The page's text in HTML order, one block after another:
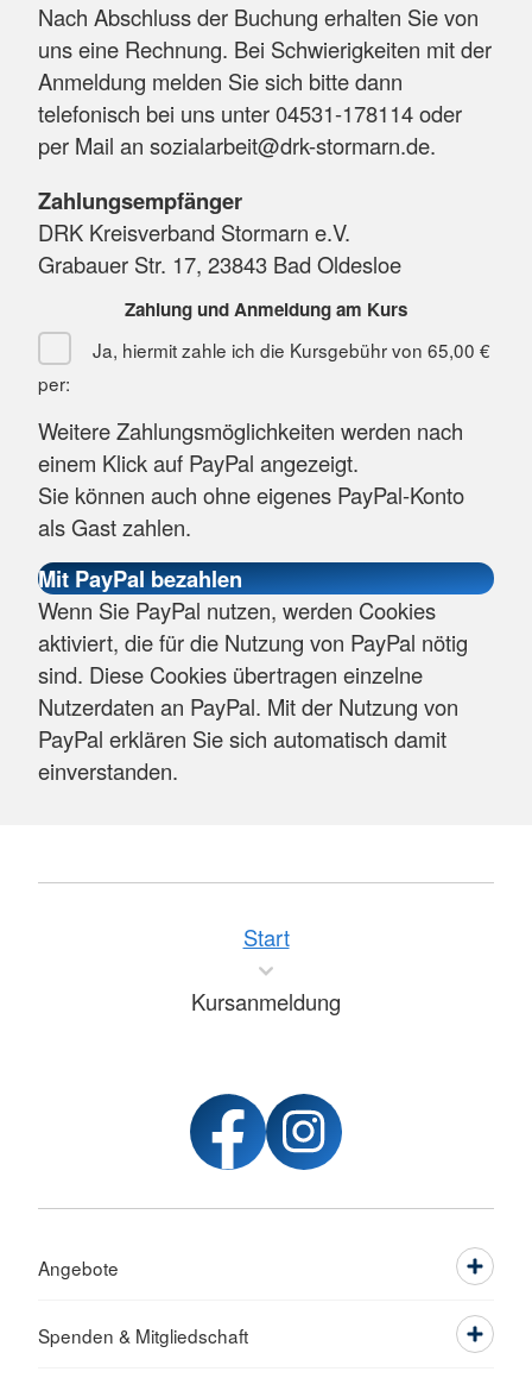
Nach Abschluss der Buchung erhalten Sie von
uns eine Rechnung. Bei Schwierigkeiten mit der
Anmeldung melden Sie sich bitte dann
telefonisch bei uns unter 04531-178114 oder
per Mail an sozialarbeit@drk-stormarn.de.
Zahlungsempfänger
DRK Kreisverband Stormarn e.V.
Grabauer Str. 17, 23843 Bad Oldesloe
Zahlung und Anmeldung am Kurs
Ja, hiermit zahle ich die Kursgebühr von 65,00 €
per:
Weitere Zahlungsmöglichkeiten werden nach
einem Klick auf PayPal angezeigt.
Sie können auch ohne eigenes PayPal-Konto
als Gast zahlen.
Wenn Sie PayPal nutzen, werden Cookies
aktiviert, die für die Nutzung von PayPal nötig
sind. Diese Cookies übertragen einzelne
Nutzerdaten an PayPal. Mit der Nutzung von
PayPal erklären Sie sich automatisch damit
einverstanden.
Start
Kursanmeldung
Angebote
Spenden & Mitgliedschaft